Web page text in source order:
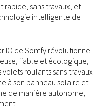
rapide, sans travaux, et
intelligente de
IO de Somfy révolutionne
fiable et écologique,
roulants sans travaux
à son panneau solaire et
de manière autonome,